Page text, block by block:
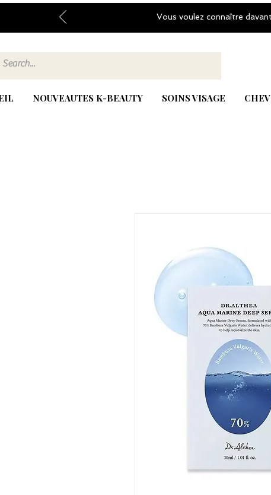
Vous voulez connaître
NOUVEAUTES K-BEAUTY SOINS VISAGE